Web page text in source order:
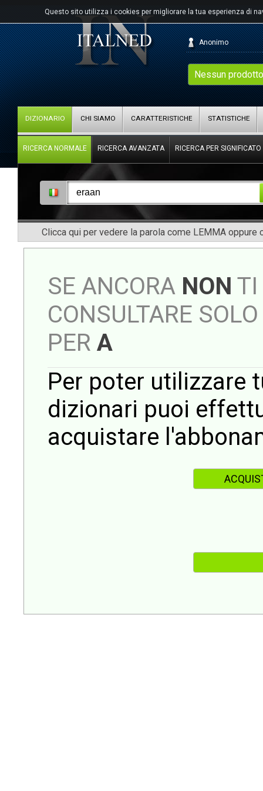
Questo sito utilizza i cookies per migliorare la tua esperienza di
Nessun
Anonimo
DIZIONARIO CHI SIAMO CARATTERISTICHE STATISTICHE
RICERCA NORMALE RICERCA AVANZATA RICERCA PER SIGNIFICATO
Clicca qui per vedere la parola come LEMMA oppure
SE ANCORA NON TI
CONSULTARE
PER A
Per poter utilizzare
dizionari puoi
acquistare